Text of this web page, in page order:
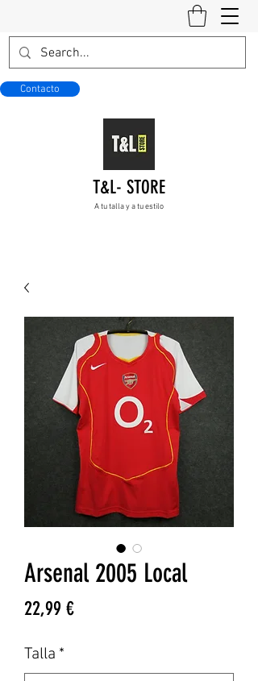
Contacto
T&L- STORE
A tu talla y a tu estilo
Arsenal 2005 Local
22,99 €Precio
Talla *